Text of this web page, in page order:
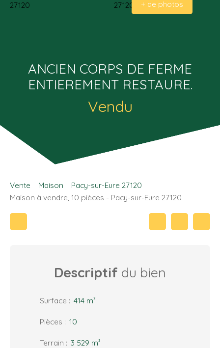
+ de photos
ANCIEN CORPS DE FERME
ENTIEREMENT RESTAURE.
Vendu
Vente Maison
Pacy-sur-Eure 27120
Maison à vendre, 10 pièces - Pacy-sur-Eure 27120
Descriptif du bien
Surface : 414 m²
Pièces : 10
Terrain : 3 529 m²